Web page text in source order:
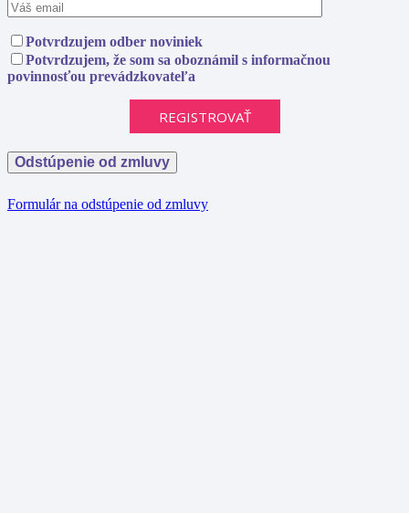
Potvrdzujem odber noviniek
Potvrdzujem, že som sa oboznámil s informačnou
povinnosťou prevádzkovateľa
Odstúpenie od zmluvy
Formulár na odstúpenie od zmluvy